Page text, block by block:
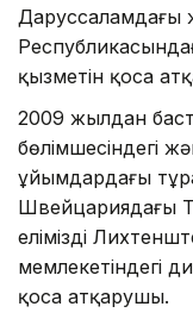
Даруссаламдағы
қызметін қоса
2009 жылдан
бөлімшесіндегі
ұйымдардағы
Швейцариядағы
еліміздің
мемлекетіндегі
қоса атқарушы.